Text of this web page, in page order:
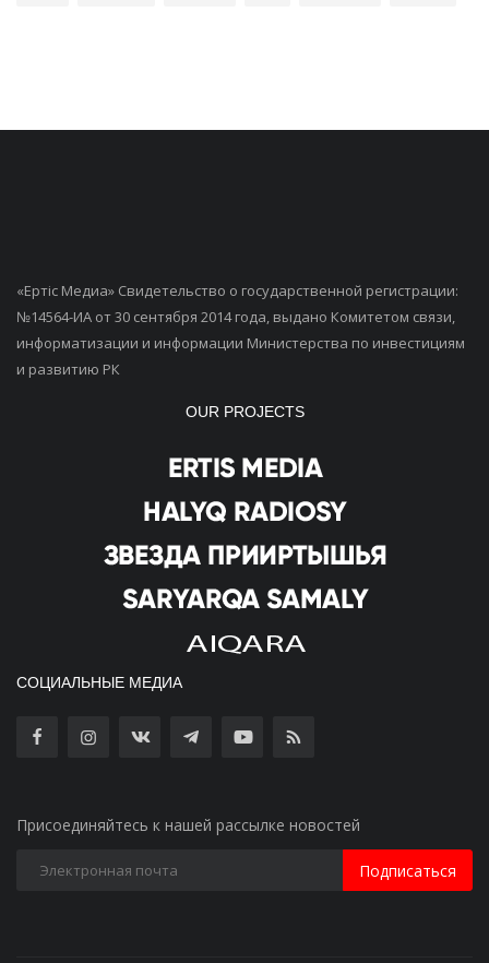
«Ертiс Медиа» Свидетельство о государственной регистрации:
№14564-ИА от 30 сентября 2014 года, выдано Комитетом связи,
информатизации и информации Министерства по инвестициям
и развитию РК
OUR PROJECTS
СОЦИАЛЬНЫЕ МЕДИА
Присоединяйтесь к нашей рассылке новостей
Подписаться